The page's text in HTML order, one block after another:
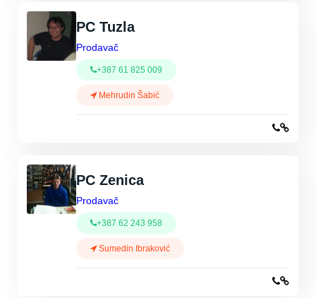
PC Tuzla
Prodavač
+387 61 825 009
Mehrudin Šabić
PC Zenica
Prodavač
+387 62 243 958
Sumedin Ibraković